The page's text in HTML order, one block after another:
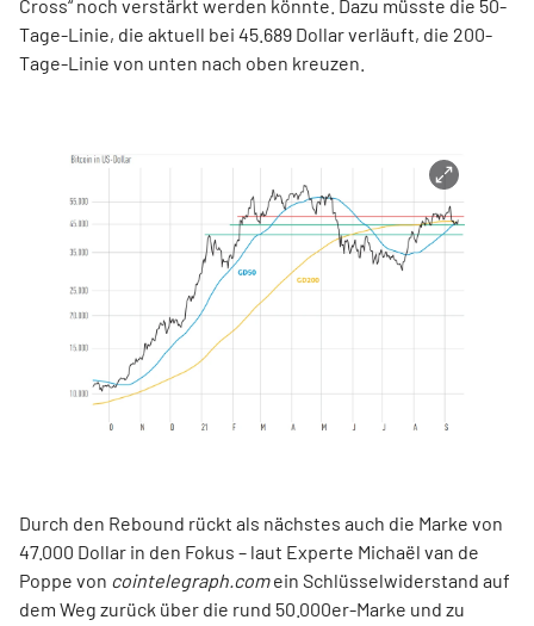
Cross“ noch verstärkt werden könnte. Dazu müsste die 50-
Tage-Linie, die aktuell bei 45.689 Dollar verläuft, die 200-
Tage-Linie von unten nach oben kreuzen.
Durch den Rebound rückt als nächstes auch die Marke von
47.000 Dollar in den Fokus – laut Experte Michaël van de
Poppe von cointelegraph.comein Schlüsselwiderstand auf
dem Weg zurück über die rund 50.000er-Marke und zu